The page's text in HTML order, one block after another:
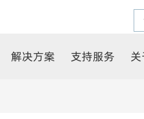
解决方案 支持服务